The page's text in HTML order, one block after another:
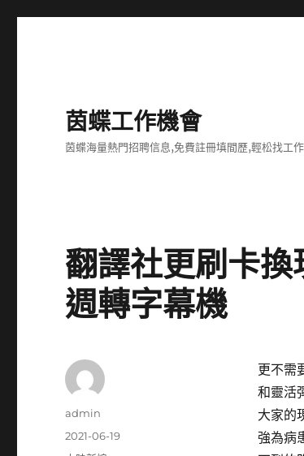
茵蝶工作機會
茵蝶海量熱門招聘信息,免費註冊填間歷,輕松找工
翻譯社更刷卡
週轉字幕機
更不需
和靈活
大家的
強為病
作
admin
發
佈
2021-06-19